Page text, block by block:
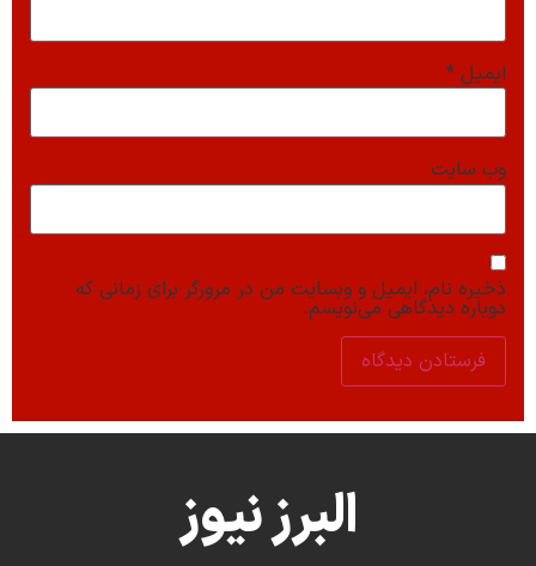
ایمیل *
وب‌ سایت
ذخیره نام، ایمیل و وبسایت من در مرورگر برای زمانی که
دوباره دیدگاهی می‌نویسم.
البرز نیوز